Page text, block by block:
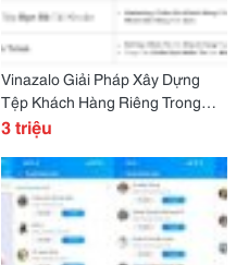
Vinazalo Giải Pháp Xây Dựng
Tệp Khách Hàng Riêng Trong
Thời Đại Thuế Đang Siết Chặt
3 triệu